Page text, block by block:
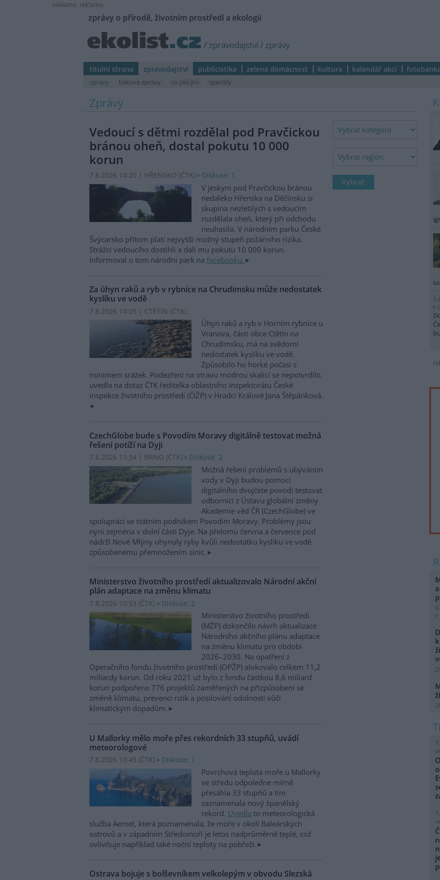
reklama reklama
zprávy o přírodě, životním prostředí a ekologii
/ zpravodajství/ zprávy
titulní strana zpravodajství publicistika zelená domácnost kultura kalendář akcí
zprávy tiskové zprávy co píší jiní speciály
Zprávy
Vedoucí s dětmi rozdělal pod Pravčickou
bránou oheň, dostal pokutu 10 000
korun
7.8.2026 14:20 | HŘENSKO (ČTK) Diskuse: 1
V jeskyni pod Pravčickou bránou
nedaleko Hřenska na Děčínsku si
skupina nezletilých s vedoucím
rozdělala oheň, který při odchodu
neuhasila. V národním parku České
Švýcarsko přitom platí nejvyšší možný stupeň požárního rizika.
Strážci vedoucího dostihli a dali mu pokutu 10 000 korun.
Informoval o tom národní park na facebooku.
Za úhyn raků a ryb v rybníce na Chrudimsku může nedostatek
kyslíku ve vodě
7.8.2026 14:05 | CTĚTÍN (ČTK)
Úhyn raků a ryb v Horním rybníce u
Vranova, části obce Ctětín na
Chrudimsku, má na svědomí
nedostatek kyslíku ve vodě.
Způsobilo ho horké počasí s
minimem srážek. Podezření na otravu modrou skalicí se nepotvrdilo,
uvedla na dotaz ČTK ředitelka oblastního inspektorátu České
inspekce životního prostředí (ČIŽP) v Hradci Králové Jana Štěpánková.
CzechGlobe bude s Povodím Moravy digitálně testovat možná
řešení potíží na Dyji
7.8.2026 11:34 | BRNO (ČTK) Diskuse: 2
Možná řešení problémů s ubýváním
vody v Dyji budou pomocí
digitálního dvojčete povodí testovat
odborníci z Ústavu globální změny
Akademie věd ČR (CzechGlobe) ve
spolupráci se státním podnikem Povodím Moravy. Problémy jsou
nyní zejména v dolní části Dyje. Na přelomu června a července pod
nádrží Nové Mlýny uhynuly ryby kvůli nedostatku kyslíku ve vodě
způsobenému přemnožením sinic.
Ministerstvo životního prostředí aktualizovalo Národní akční
plán adaptace na změnu klimatu
7.8.2026 10:53 (ČTK) Diskuse: 2
Ministerstvo životního prostředí
(MŽP) dokončilo návrh aktualizace
Národního akčního plánu adaptace
na změnu klimatu pro období
2026–2030. Na opatření z
Operačního fondu životního prostředí (OPŽP) alokovalo celkem 11,2
miliardy korun. Od roku 2021 už bylo z fondu částkou 8,6 miliard
korun podpořeno 776 projektů zaměřených na přizpůsobení se
změně klimatu, prevenci rizik a posilování odolnosti vůči
klimatickým dopadům.
U Mallorky mělo moře přes rekordních 33 stupňů, uvádí
meteorologové
7.8.2026 10:45 (ČTK) Diskuse: 1
Povrchová teplota moře u Mallorky
ve středu odpoledne mírně
přesáhla 33 stupňů a tím
zaznamenala nový španělský
rekord. Uvedla to meteorologická
služba Aemet, která poznamenala, že moře v okolí Baleárských
ostrovů a v západním Středomoří je letos nadprůměrně teplé, což
ovlivňuje například také noční teploty na pobřeží.
Ostrava bojuje s bolševníkem velkolepým v obvodu Slezská